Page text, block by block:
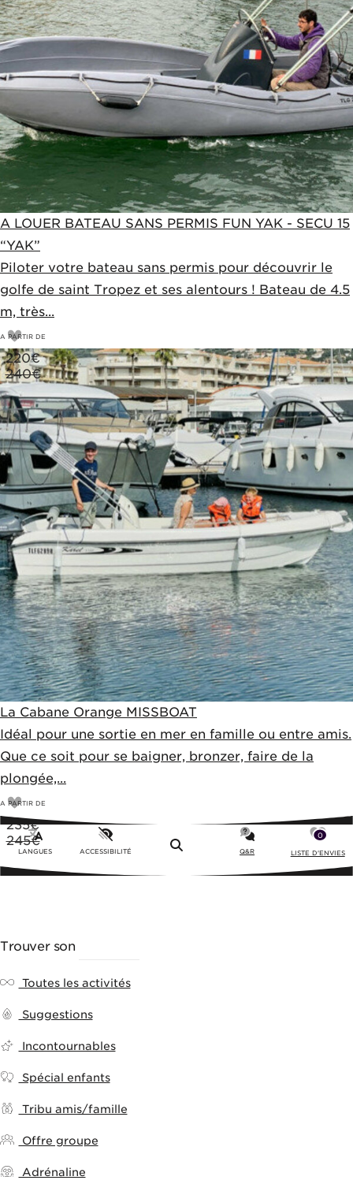
La Cabane Orange MISSBOAT
Idéal pour une sortie en mer en famille ou entre amis.
Que ce soit pour se baigner, bronzer, faire de la
plongée,...
A PARTIR DE
235€
245€
A LOUER BATEAU SANS PERMIS FUN YAK - SECU 15
“YAK”
Piloter votre bateau sans permis pour découvrir le
golfe de saint Tropez et ses alentours ! Bateau de 4.5
m, très...
A PARTIR DE
220€
240€
LANGUES ACCESSIBILITÉ Menu Q&R
0
LISTE D'ENVIES
Trouver son
Toutes les activités
Suggestions
Incontournables
Spécial enfants
Tribu amis/famille
Offre groupe
Adrénaline